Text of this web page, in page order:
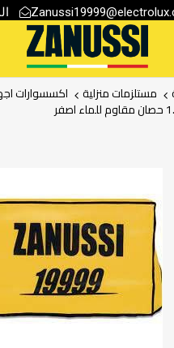
مستلزمات منزلية اكسسوارات